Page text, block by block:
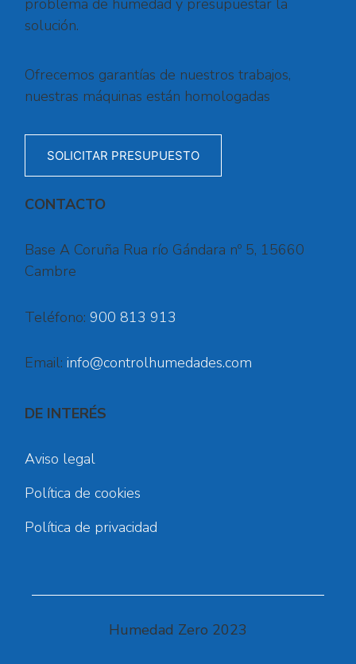
problema de humedad y presupuestar la
solución.
Ofrecemos garantías de nuestros trabajos,
nuestras máquinas están homologadas
SOLICITAR PRESUPUESTO
CONTACTO
Base A Coruña Rua río Gándara nº 5, 15660
Cambre
Teléfono: 900 813 913
Email: info@controlhumedades.com
DE INTERÉS
Aviso legal
Política de cookies
Política de privacidad
Humedad Zero 2023